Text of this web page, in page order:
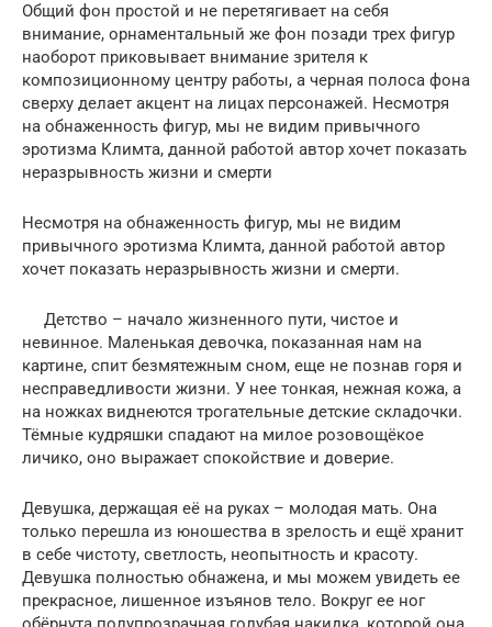
Общий фон простой и не перетягивает на себя
внимание, орнаментальный же фон позади трех фигур
наоборот приковывает внимание зрителя к
композиционному центру работы, а черная полоса фона
сверху делает акцент на лицах персонажей. Несмотря
на обнаженность фигур, мы не видим привычного
эротизма Климта, данной работой автор хочет показать
неразрывность жизни и смерти
Несмотря на обнаженность фигур, мы не видим
привычного эротизма Климта, данной работой автор
хочет показать неразрывность жизни и смерти.
Детство – начало жизненного пути, чистое и
невинное. Маленькая девочка, показанная нам на
картине, спит безмятежным сном, еще не познав горя и
несправедливости жизни. У нее тонкая, нежная кожа, а
на ножках виднеются трогательные детские складочки.
Тёмные кудряшки спадают на милое розовощёкое
личико, оно выражает спокойствие и доверие.
Девушка, держащая её на руках – молодая мать. Она
только перешла из юношества в зрелость и ещё хранит
в себе чистоту, светлость, неопытность и красоту.
Девушка полностью обнажена, и мы можем увидеть ее
прекрасное, лишенное изъянов тело. Вокруг ее ног